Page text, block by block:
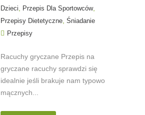
Dzieci
Przepis Dla Sportowców,
Przepisy Dietetyczne Śniadanie
Przepisy
Racuchy gryczane Przepis na
gryczane racuchy sprawdzi się
idealnie jeśli brakuje nam typowo
mącznych...